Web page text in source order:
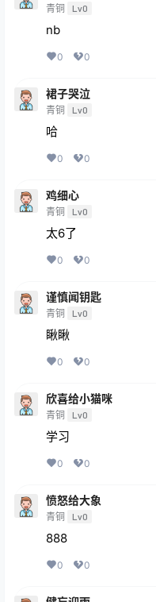
青铜 Lv0
nb
0 0
裙子哭泣
青铜 Lv0
哈
0 0
鸡细心
青铜 Lv0
太6了
0 0
谨慎闻钥匙
青铜 Lv0
瞅瞅
0 0
欣喜给小猫咪
青铜 Lv0
学习
0 0
愤怒给大象
青铜 Lv0
888
0 0